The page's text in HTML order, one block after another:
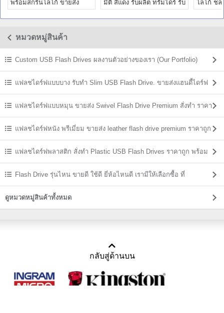
พร้อมสกรีนโลโก้ ขายส่ง
ทรัมไดร์ฟ ประกัน 5 ปี
มิติ สีแดง รับผลิต ทรัมไดร์ รับ
ประกัน 5 ปี
โลโก้ ชล
drive รับ
หมวดหมู่สินค้า
Custom USB Flash Drives ผลงานตัวอย่างของเรา (Our Portfolio)
แฟลชไดร์ฟแบบบาง รับทำ Slim USB Flash Drive. ขายส่งแฮนดี้ไดร์ฟ
ราคาถูกแฟลชไดร์ฟแบบหมุน ขายส่ง Swivel Flash Drive Premium สั่งทำ ราคา
ถูก แฟลชไดร์ฟหนัง พรีเมี่ยม ขายส่ง leather flash drive premium ราคาถูก
แฟลชไดร์ฟพลาสติก สั่งทำ Plastic USB Flash Drives ราคาถูก พร้อม
สกรีนFlash Drive รุ่นไหน ขายดี ใช้ดี ยี่ห้อไหนดี เรามีให้เลือกซื้อ ที่
USBThailand
ดูหมวดหมู่สินค้าทั้งหมด
กลับสู่ด้านบน